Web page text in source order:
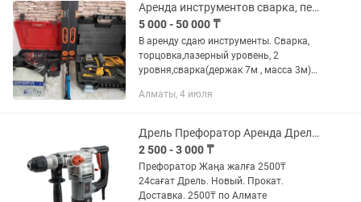
Аренда инструментов сварка, перфоратор, шуруповерт
5 000 - 50 000 ₸
В аренду сдаю инструменты. Сварка,
торцовка,лазерный уровень, 2
уровня,сварка(держак 7м , масса 3м)
молоток,удлинитель 30 метров. Срок
Алматы, 4 июля
Дрель Префоратор Аренда Дрели Префиратор Дрел Инструментов Прокат Жалға
2 500 - 3 000 ₸
Префоратор Жаңа жалға 2500₸
24сағат Дрель. Новый. Прокат.
Доставка. 2500₸ по Алмате